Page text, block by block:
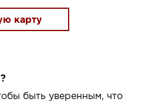
карту
быть уверенным, что